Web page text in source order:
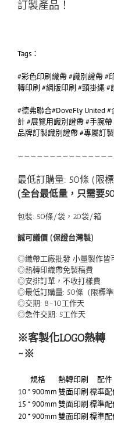
訂製產品！
Tags：
#彩色印刷織帶 #識別證帶 #
轉印刷 #網版印刷 #頸掛繩 #
#德弗聯合#DoveFly United
計 #展覽用識別證帶 #手腕
品牌訂製識別證帶 #專屬訂製
最低訂購量: 50條 (限
(全台最低量，只需要
包裝: 50條/袋，20袋/箱
誠可議價 (保證台灣製)
◎織帶工廠批發 小量製作皆
◎熱轉印織帶免製稿費
◎安排訂單，不收打樣費
◎最低訂購量: 50條 (限標準
◎交期: 8~10工作天
◎急件交期: 5工作天
※客製化LOGO熱轉
~※
規格 熱轉印刷 配件
10 * 900mm雙面印刷 標準配
15 * 900mm雙面印刷 標準配
20 * 900mm雙面印刷 標準配